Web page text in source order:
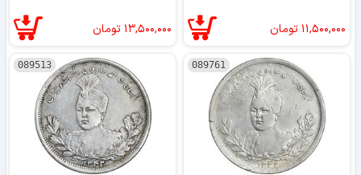
۱۱,۵۰۰,۰۰۰تومان ۱۳,۵۰۰,۰۰۰تومان
089761
089513